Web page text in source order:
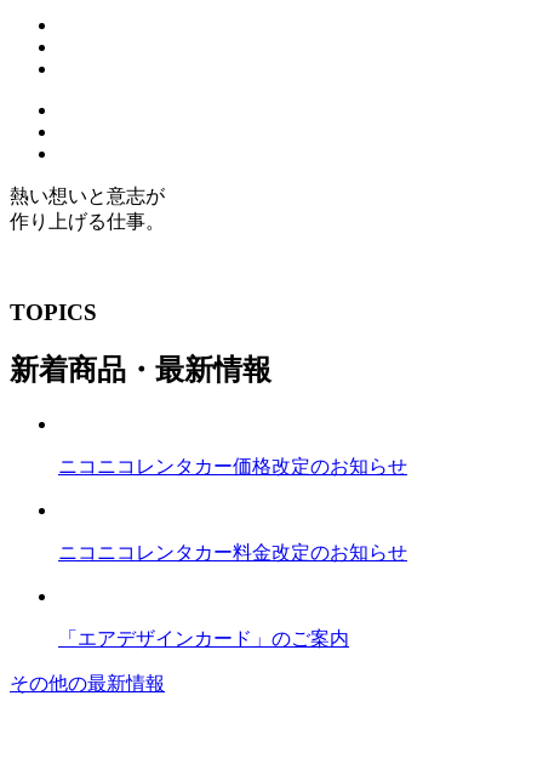
熱い想いと意志が
作り上げる仕事。
TOPICS
新着商品・最新情報
ニコニコレンタカー価格改定のお知らせ
ニコニコレンタカー料金改定のお知らせ
「エアデザインカード」のご案内
その他の最新情報